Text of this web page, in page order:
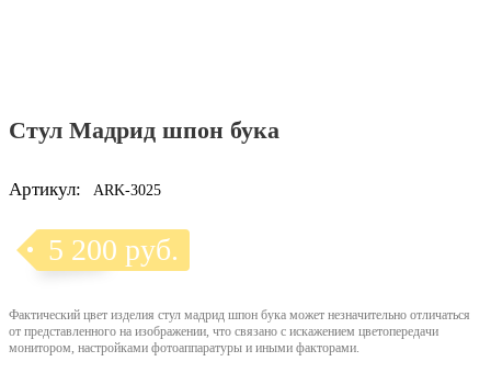
Стул Мадрид шпон бука
Артикул: ARK-3025
5 200 руб.
Фактический цвет изделия стул мадрид шпон бука может незначительно отличаться
от представленного на изображении, что связано с искажением цветопередачи
монитором, настройками фотоаппаратуры и иными факторами.